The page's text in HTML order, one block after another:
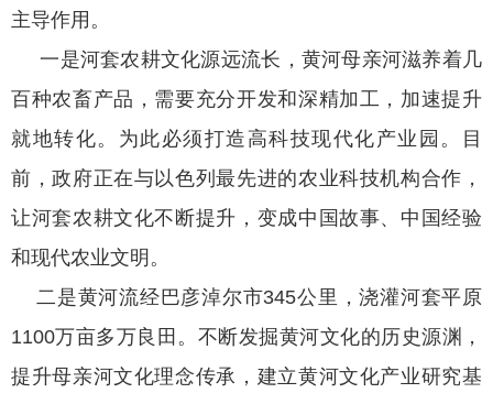
主导作用。
一是河套农耕文化源远流长，黄河母亲河滋养着几
百种农畜产品，需要充分开发和深精加工，加速提升
就地转化。为此必须打造高科技现代化产业园。目
前，政府正在与以色列最先进的农业科技机构合作，
让河套农耕文化不断提升，变成中国故事、中国经验
和现代农业文明。
二是黄河流经巴彦淖尔市345公里，浇灌河套平原
1100万亩多万良田。不断发掘黄河文化的历史源渊，
提升母亲河文化理念传承，建立黄河文化产业研究基